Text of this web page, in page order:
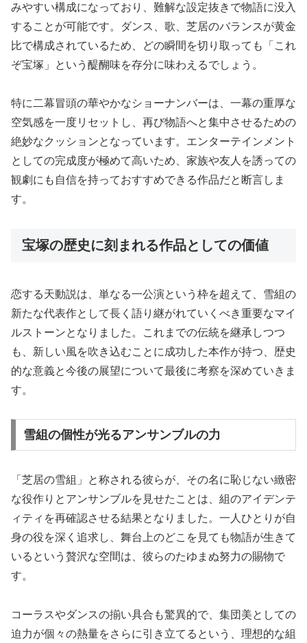
みやすい構成になっており、難解な設定抜きで物語に没入
することが可能です。ダンス、歌、芝居のバランスが黄金
比で構成されているため、どの瞬間を切り取っても「これ
ぞ宝塚」という醍醐味を存分に味わえるでしょう。
特に二幕冒頭の華やかなショーナンバーは、一幕の重厚な
空気感を一度リセットし、再び物語へと集中させるための
絶妙なクッションとなっています。エンターテインメント
としての完成度が極めて高いため、家族や友人を誘っての
観劇にも自信を持っておすすめできる作品だと断言しま
す。
宝塚の歴史に刻まれる作品としての価値
恋する天動説は、単なる一公演という枠を超えて、雪組の
新たな代表作として長く語り継がれていくべき重要なマイ
ルストーンとなりました。これまでの伝統を継承しつつ
も、新しい風を吹き込むことに成功した本作が持つ、歴史
的な意義と今後の展望について最後に考察を深めていきま
す。
雪組の個性が光るアンサンブルの力
「芝居の雪組」と称される彼らが、その名に恥じない緻密
な役作りとアンサンブルを見せたことは、組のアイデンテ
ィティを再確認させる結果となりました。一人ひとりが自
身の役を深く追求し、舞台上のどこを見ても物語が生きて
いるという贅沢な空間は、彼らのたゆまぬ努力の賜物で
す。
コーラスやダンスの揃い具合も驚異的で、集団美としての
迫力が個々の熱量をさらに引き立てるという、理想的な組